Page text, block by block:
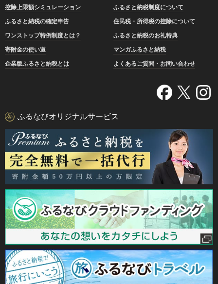
控除上限額シミュレーション
ふるさと納税制度について
ふるさと納税の確定申告
住民税・所得税の控除について
ワンストップ特例制度とは？
ふるさと納税のお礼特典
寄附金の使い道
マンガふるさと納税
企業版ふるさと納税とは
よくあるご質問・お問い合わせ
ふるなびオリジナルサービス